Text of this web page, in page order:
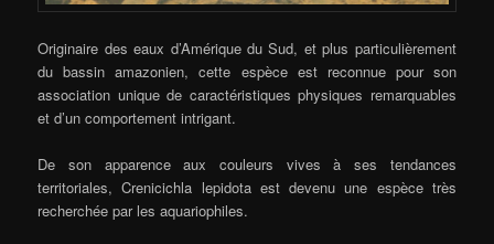
Originaire des eaux d’Amérique du Sud, et plus particulièrement
du bassin amazonien, cette espèce est reconnue pour son
association unique de caractéristiques physiques remarquables
et d’un comportement intrigant.
De son apparence aux couleurs vives à ses tendances
territoriales, Crenicichla lepidota est devenu une espèce très
recherchée par les aquariophiles.